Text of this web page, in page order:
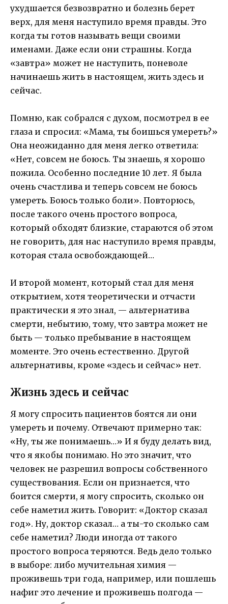
ухудшается безвозвратно и болезнь берет
верх, для меня наступило время правды. Это
когда ты готов называть вещи своими
именами. Даже если они страшны. Когда
«завтра» может не наступить, поневоле
начинаешь жить в настоящем, жить здесь и
сейчас.
Помню, как собрался с духом, посмотрел в ее
глаза и спросил: «Мама, ты боишься умереть?»
Она неожиданно для меня легко ответила:
«Нет, совсем не боюсь. Ты знаешь, я хорошо
пожила. Особенно последние 10 лет. Я была
очень счастлива и теперь совсем не боюсь
умереть. Боюсь только боли». Повторюсь,
после такого очень простого вопроса,
который обходят близкие, стараются об этом
не говорить, для нас наступило время правды,
которая стала освобождающей…
И второй момент, который стал для меня
открытием, хотя теоретически и отчасти
практически я это знал, — альтернатива
смерти, небытию, тому, что завтра может не
быть — только пребывание в настоящем
моменте. Это очень естественно. Другой
альтернативы, кроме «здесь и сейчас» нет.
Жизнь здесь и сейчас
Я могу спросить пациентов боятся ли они
умереть и почему. Отвечают примерно так:
«Ну, ты же понимаешь…» И я буду делать вид,
что я якобы понимаю. Но это значит, что
человек не разрешил вопросы собственного
существования. Если он признается, что
боится смерти, я могу спросить, сколько он
себе наметил жить. Говорит: «Доктор сказал
год». Ну, доктор сказал… а ты-то сколько сам
себе наметил? Люди иногда от такого
простого вопроса теряются. Ведь дело только
в выборе: либо мучительная химия —
проживешь три года, например, или пошлешь
нафиг это лечение и проживешь полгода —